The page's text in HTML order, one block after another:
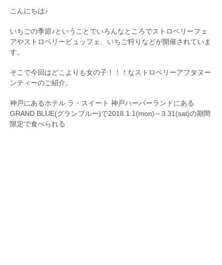
こんにちは♪
いちごの季節♪ということでいろんなところでストロベリーフェ
アやストロベリービュッフェ、いちご狩りなどが開催されていま
す。
そこで今回はどこよりも女の子！！！なストロベリーアフタヌー
ンティーのご紹介。
神戸にあるホテル ラ・スイート 神戸ハーバーランドにある
GRAND BLUE(グランブルー)で2018.1.1(mon)～3.31(sat)の期間
限定で食べられる